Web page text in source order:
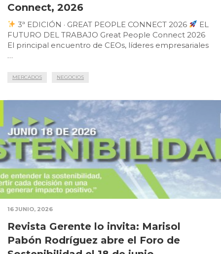
Connect, 2026
3ª EDICIÓN · GREAT PEOPLE CONNECT 2026
EL
FUTURO DEL TRABAJO Great People Connect 2026
El principal encuentro de CEOs, líderes empresariales
…
MERCADOS NEGOCIOS
16 JUNIO, 2026
Revista Gerente lo invita: Marisol
Pabón Rodríguez abre el Foro de